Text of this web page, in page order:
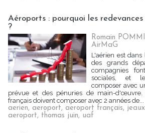
Aéroports : pourquoi les
?
Romain
AirMaG
L'aérien est
des grands
compagnies
sociales, et
composer avec
prévue et des pénuries de main-d'œuvre.
français doivent composer avec 2 années de...
aerien, aeroport, aeroport français,
aeroport, thomas juin, uaf